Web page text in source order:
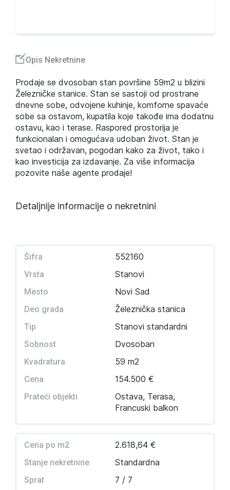
Opis Nekretnine
Prodaje se dvosoban stan površine 59m2 u blizini
Železničke stanice. Stan se sastoji od prostrane
dnevne sobe, odvojene kuhinje, komforne spavaće
sobe sa ostavom, kupatila koje takođe ima dodatnu
ostavu, kao i terase. Raspored prostorija je
funkcionalan i omogućava udoban život. Stan je
svetao i održavan, pogodan kako za život, tako i
kao investicija za izdavanje. Za više informacija
pozovite naše agente prodaje!
Detaljnije informacije o nekretnini
Šifra 552160
Vrsta Stanovi
Mesto Novi Sad
Deo grada Železnička stanica
Tip Stanovi standardni
Sobnost Dvosoban
Kvadratura 59 m2
Cena 154.500 €
Prateći objekti
Ostava, Terasa,
Francuski balkon
Cena po m2 2.618,64 €
Stanje nekretnine Standardna
Sprat 7 / 7